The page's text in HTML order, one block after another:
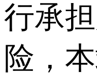
行承
险，